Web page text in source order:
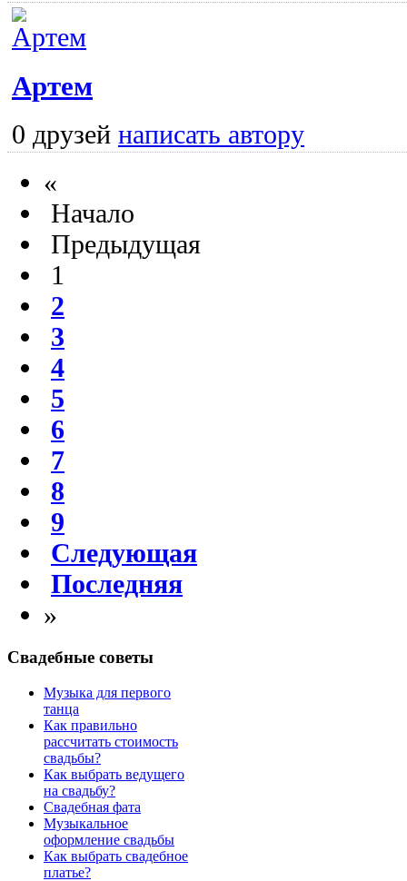
Артем
0 друзей написать автору
«
Начало
Предыдущая
1
2
3
4
5
6
7
8
9
Следующая
Последняя
»
Свадебные советы
Музыка для первого
танца
Как правильно
рассчитать стоимость
свадьбы?
Как выбрать ведущего
на свадьбу?
Свадебная фата
Музыкальное
оформление свадьбы
Как выбрать свадебное
платье?